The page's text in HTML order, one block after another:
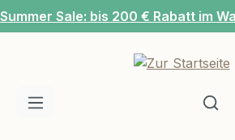
Zum Hauptinhalt springen
Summer Sale: bis 200 € Rabatt im